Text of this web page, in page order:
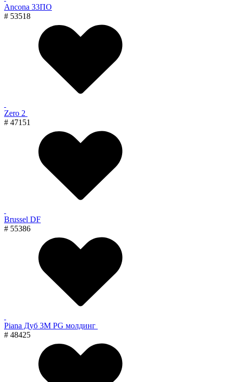
Ancona 33ПО
# 53518
Zero 2
# 47151
Brussel DF
# 55386
Piana Дуб 3M PG молдинг
# 48425